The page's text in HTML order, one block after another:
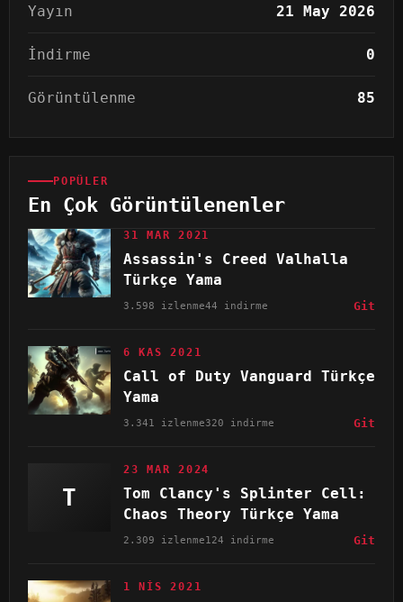
Yayın 21 May 2026
İndirme 0
Görüntülenme 85
POPÜLER
En Çok Görüntülenenler
31 MAR 2021
Assassin's Creed Valhalla
Türkçe Yama
3.598 izlenme44 indirme Git
6 KAS 2021
Call of Duty Vanguard Türkçe
Yama
3.341 izlenme320 indirme Git
T
23 MAR 2024
Tom Clancy's Splinter Cell:
Chaos Theory Türkçe Yama
2.309 izlenme124 indirme Git
1 NIS 2021